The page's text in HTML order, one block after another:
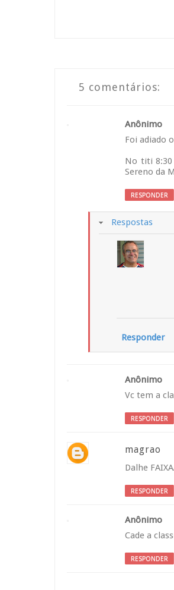
5 comentários:
Anônimo
Foi adiado
No titi 8:30
Sereno da
RESPONDER
Respostas
Responder
Anônimo
Vc tem a
RESPONDER
magrao
Dalhe
RESPONDER
Anônimo
Cade a
RESPONDER